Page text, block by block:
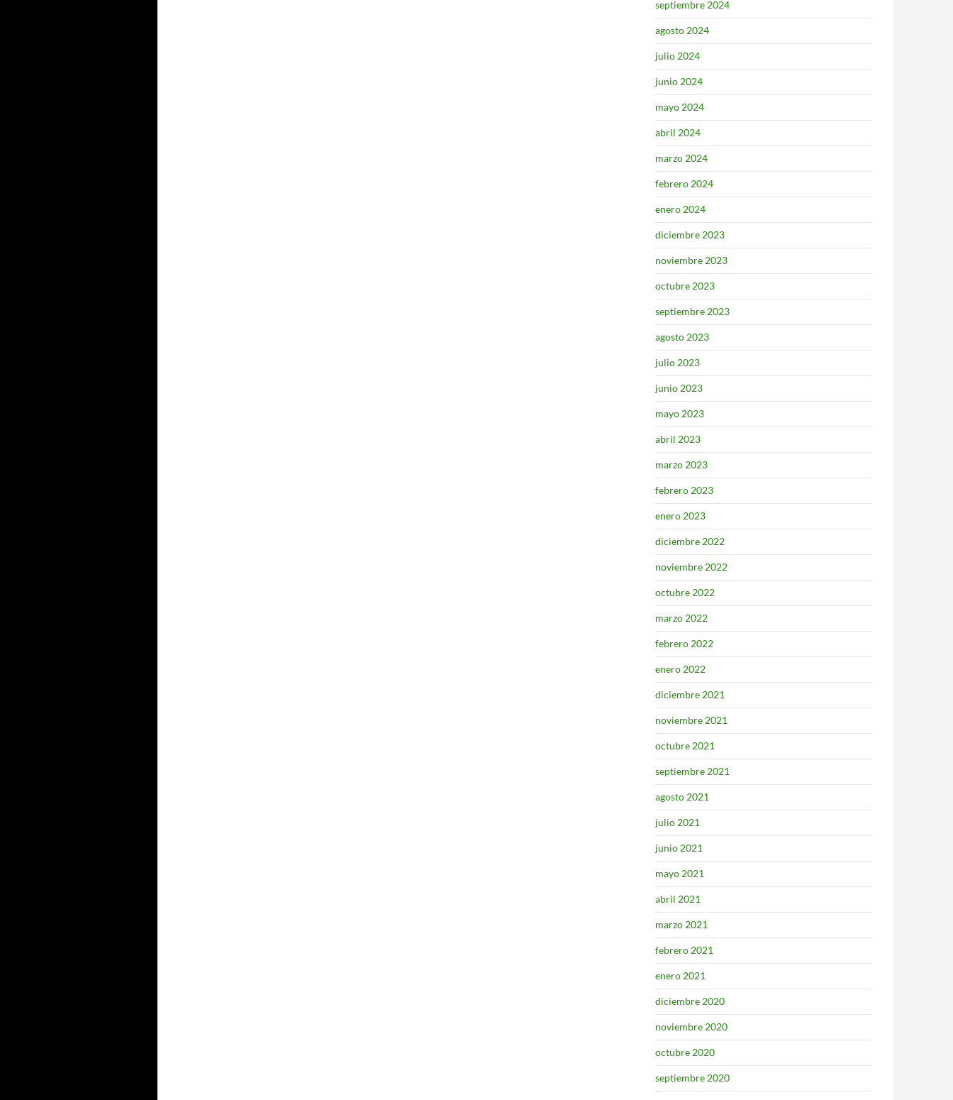
septiembre 2024
agosto 2024
julio 2024
junio 2024
mayo 2024
abril 2024
marzo 2024
febrero 2024
enero 2024
diciembre 2023
noviembre 2023
octubre 2023
septiembre 2023
agosto 2023
julio 2023
junio 2023
mayo 2023
abril 2023
marzo 2023
febrero 2023
enero 2023
diciembre 2022
noviembre 2022
octubre 2022
marzo 2022
febrero 2022
enero 2022
diciembre 2021
noviembre 2021
octubre 2021
septiembre 2021
agosto 2021
julio 2021
junio 2021
mayo 2021
abril 2021
marzo 2021
febrero 2021
enero 2021
diciembre 2020
noviembre 2020
octubre 2020
septiembre 2020